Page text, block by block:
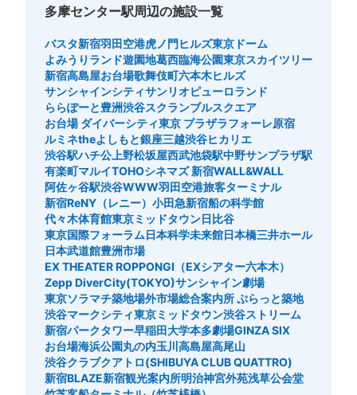
多摩センター駅周辺の施設一覧
バスタ新宿羽田空港虎ノ門ヒルズ東京ドーム
よみうりランド遊園地葛西臨海公園東京スカイツリー
新宿高島屋お台場歌舞伎町六本木ヒルズ
サンシャインシティサンリオピューロランド
ららぽーと豊洲渋谷スクランブルスクエア
お台場 ダイバーシティ東京 プラザラフォーレ原宿
ルミネtheよしもと銀座三越渋谷ヒカリエ
渋谷駅ハチ公 上野松坂屋西武池袋駅中野サンプラザ駅
有楽町マルイTOHOシネマズ 新宿WALL&WALL
阿佐ヶ谷駅渋谷WWW羽田空港旅客ターミナル
新宿ReNY（レニー） 小田急新宿船の科学館
代々木体育館東京ミッドタウン日比谷
東京国際フォーラム日本科学未来館日本橋三井ホール
日本武道館豊洲市場
EX THEATER ROPPONGI（EXシアター六本木）
Zepp DiverCity(TOKYO)サンシャイン劇場
東京ソラマチ築地場外市場総合案内所 ぷらっと築地
渋谷マークシティ東京ミッドタウン渋谷ストリーム
新宿パークタワー早稲田大学本多劇場GINZA SIX
お台場海浜公園丸の内玉川高島屋高尾山
渋谷クラブクアトロ(SHIBUYA CLUB QUATTRO)
新宿BLAZE新宿観光案内所明治神宮外苑浅草公会堂